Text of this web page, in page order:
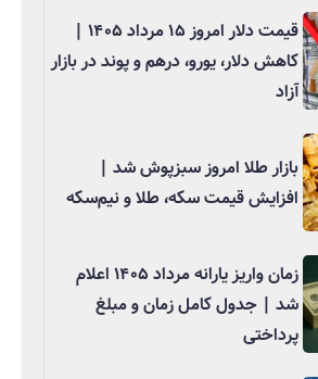
قیمت دلار امروز ۱۵ مرداد ۱۴۰۵ |
کاهش دلار، یورو، درهم و پوند در بازار
آزاد
بازار طلا امروز سبزپوش شد |
افزایش قیمت سکه، طلا و نیم‌سکه
زمان واریز یارانه مرداد ۱۴۰۵ اعلام
شد | جدول کامل زمان و مبلغ
پرداختی